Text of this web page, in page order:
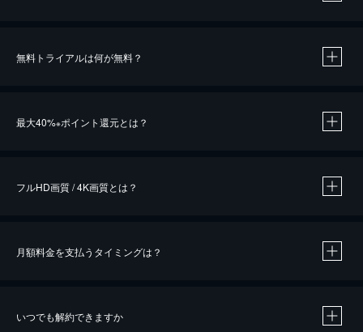
無料トライアルは何が無料？
最大40%※ポイント還元とは？
※40％ポイント還元の対象は、クレジットカード決済による作品の購入 / レンタルです。
フルHD画質 / 4K画質とは？
月額料金を支払うタイミングは？
いつでも解約できますか